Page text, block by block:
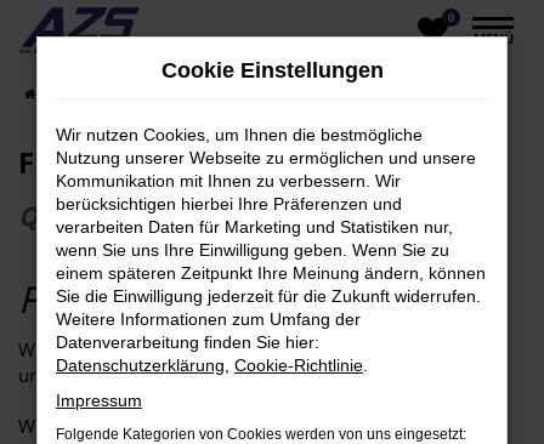
Zum
Hauptinhalt
0
MENÜ
Firmengrundsätze
Qualität in allen Bereichen
Fahrzeugkauf als Erlebnis
Wir haben Spaß an unserer Arbeit und am Umgang mit
unseren Kunden.
Wir gehen fair und freundlich mit unseren Kunden um.
Cookie Einstellungen
Wir nutzen Cookies, um Ihnen die bestmögliche
Nutzung unserer Webseite zu ermöglichen und unsere
Kommunikation mit Ihnen zu verbessern. Wir
berücksichtigen hierbei Ihre Präferenzen und
verarbeiten Daten für Marketing und Statistiken nur,
wenn Sie uns Ihre Einwilligung geben. Wenn Sie zu
einem späteren Zeitpunkt Ihre Meinung ändern, können
Sie die Einwilligung jederzeit für die Zukunft widerrufen.
Weitere Informationen zum Umfang der
Datenverarbeitung finden Sie hier:
Datenschutzerklärung Cookie-Richtlinie
Impressum
Folgende Kategorien von Cookies werden von uns eingesetzt: